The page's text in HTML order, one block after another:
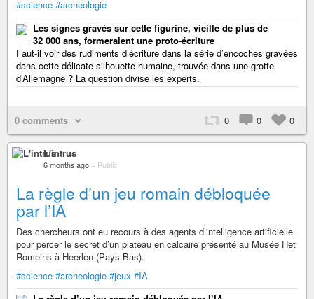
#science #archeologie
Les signes gravés sur cette figurine, vieille de plus de
32 000 ans, formeraient une proto-écriture
Faut-il voir des rudiments d’écriture dans la série d’encoches gravées
dans cette délicate silhouette humaine, trouvée dans une grotte
d’Allemagne ? La question divise les experts.
0 comments 0 0 0
L'intrus
6 months ago – Public
La règle d’un jeu romain débloquée
par l’IA
Des chercheurs ont eu recours à des agents d’intelligence artificielle
pour percer le secret d’un plateau en calcaire présenté au Musée Het
Romeins à Heerlen (Pays-Bas).
#science #archeologie #jeux #IA